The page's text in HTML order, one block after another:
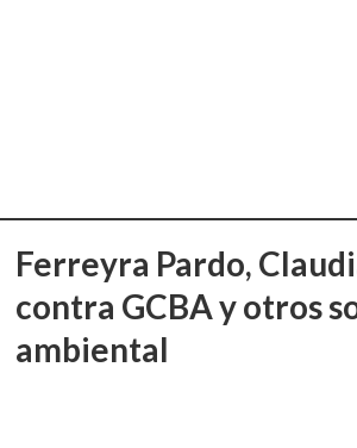
Ferreyra Pardo,
contra GCBA y otros
ambiental